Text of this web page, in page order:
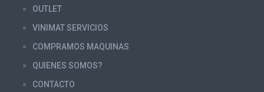
OUTLET
VINIMAT SERVICIOS
COMPRAMOS MAQUINAS
QUIENES SOMOS?
CONTACTO